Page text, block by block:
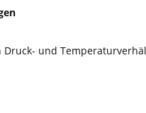
Druck- und